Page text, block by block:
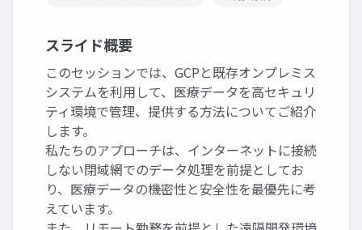
スライド概要
このセッションでは、GCPと既存オンプレミス
システムを利用して、医療データを高セキュリ
ティ環境で管理、提供する方法についてご紹介
します。
私たちのアプローチは、インターネットに接続
しない閉域網でのデータ処理を前提としてお
り、医療データの機密性と安全性を最優先に考
えています。